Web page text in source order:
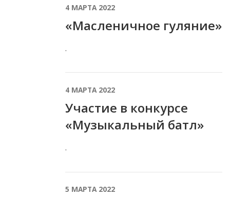
4 МАРТА 2022
«Масленичное гуляние»
.
4 МАРТА 2022
Участие в конкурсе
«Музыкальный батл»
.
5 МАРТА 2022